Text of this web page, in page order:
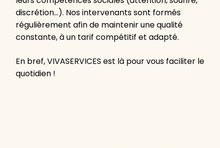
discrétion…). Nos intervenants sont formés
régulièrement afin de maintenir une qualité
constante, à un tarif compétitif et adapté.
En bref, VIVASERVICES est là pour vous faciliter le
quotidien !